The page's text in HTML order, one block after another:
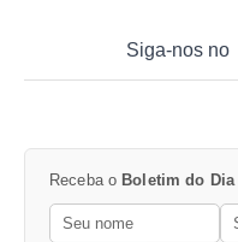
Siga-nos no
Receba o Boletim do Dia